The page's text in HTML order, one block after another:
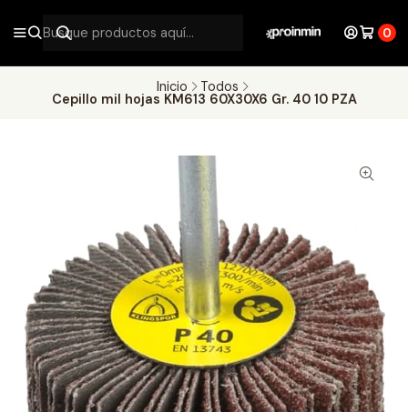
0
Inicio
Todos
Cepillo mil hojas KM613 60X30X6 Gr. 40 10 PZA